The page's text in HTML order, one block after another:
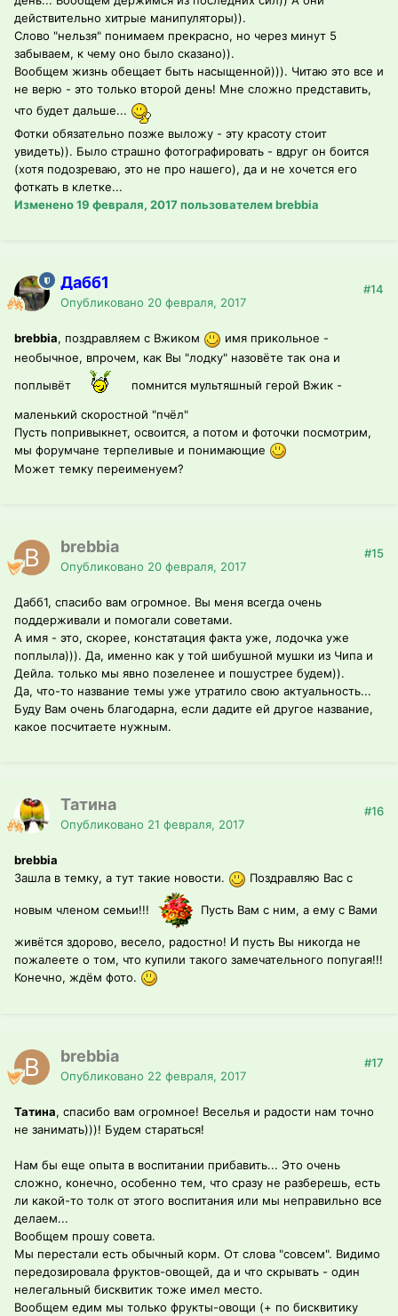
действительно хитрые манипуляторы)).
Слово "нельзя" понимаем прекрасно, но через минут 5
забываем, к чему оно было сказано)).
Вообщем жизнь обещает быть насыщенной))). Читаю это все и
не верю - это только второй день! Мне сложно представить,
что будет дальше...
Фотки обязательно позже выложу - эту красоту стоит
увидеть)). Было страшно фотографировать - вдруг он боится
(хотя подозреваю, это не про нашего), да и не хочется его
фоткать в клетке...
Изменено19 февраля, 2017 пользователем brebbia
Дабб1
Опубликовано 20 февраля, 2017
#14
brebbia, поздравляем с Вжиком
имя прикольное -
необычное, впрочем, как Вы "лодку" назовёте так она и
поплывёт
помнится мультяшный герой Вжик -
маленький скоростной "пчёл"
Пусть попривыкнет, освоится, а потом и фоточки посмотрим,
мы форумчане терпеливые и понимающие
Может темку переименуем?
brebbia
Опубликовано 20 февраля, 2017
#15
Дабб1, спасибо вам огромное. Вы меня всегда очень
поддерживали и помогали советами.
А имя - это, скорее, констатация факта уже, лодочка уже
поплыла))). Да, именно как у той шибушной мушки из Чипа и
Дейла. только мы явно позеленее и пошустрее будем)).
Да, что-то название темы уже утратило свою актуальность...
Буду Вам очень благодарна, если дадите ей другое название,
какое посчитаете нужным.
Татина
Опубликовано 21 февраля, 2017
#16
brebbia
Зашла в темку, а тут такие новости.
Поздравляю Вас с
новым членом семьи!!! Пусть Вам с ним, а ему с Вами
живётся здорово, весело, радостно! И пусть Вы никогда не
пожалеете о том, что купили такого замечательного попугая!!!
Конечно, ждём фото.
brebbia
Опубликовано 22 февраля, 2017
#17
Татина, спасибо вам огромное! Веселья и радости нам точно
не занимать)))! Будем стараться!
Нам бы еще опыта в воспитании прибавить... Это очень
сложно, конечно, особенно тем, что сразу не разберешь, есть
ли какой-то толк от этого воспитания или мы неправильно все
делаем...
Вообщем прошу совета.
Мы перестали есть обычный корм. От слова "совсем". Видимо
передозировала фруктов-овощей, да и что скрывать - один
нелегальный бисквитик тоже имел место.
Вообщем едим мы только фрукты-овощи (+ по бисквитику